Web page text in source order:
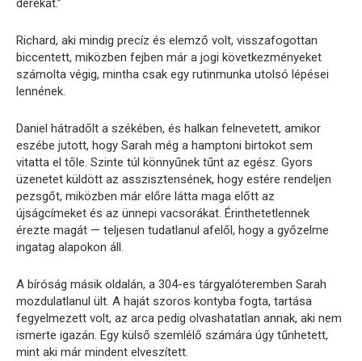
derekát.”
Richard, aki mindig precíz és elemző volt, visszafogottan
biccentett, miközben fejben már a jogi következményeket
számolta végig, mintha csak egy rutinmunka utolsó lépései
lennének.
Daniel hátradőlt a székében, és halkan felnevetett, amikor
eszébe jutott, hogy Sarah még a hamptoni birtokot sem
vitatta el tőle. Szinte túl könnyűnek tűnt az egész. Gyors
üzenetet küldött az asszisztensének, hogy estére rendeljen
pezsgőt, miközben már előre látta maga előtt az
újságcímeket és az ünnepi vacsorákat. Érinthetetlennek
érezte magát — teljesen tudatlanul afelől, hogy a győzelme
ingatag alapokon áll.
A bíróság másik oldalán, a 304-es tárgyalóteremben Sarah
mozdulatlanul ült. A haját szoros kontyba fogta, tartása
fegyelmezett volt, az arca pedig olvashatatlan annak, aki nem
ismerte igazán. Egy külső szemlélő számára úgy tűnhetett,
mint aki már mindent elveszített.